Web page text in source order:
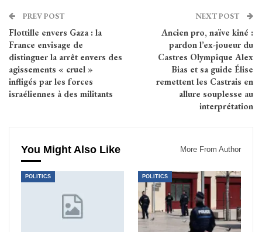
PREV POST
Flottille envers Gaza : la
France envisage de
distinguer la arrêt envers des
agissements « cruel »
infligés par les forces
israéliennes à des militants
NEXT POST
Ancien pro, naïve kiné :
pardon l’ex-joueur du
Castres Olympique Alex
Bias et sa guide Élise
remettent les Castrais en
allure souplesse au
interprétation
You Might Also Like More From Author
POLITICS POLITICS